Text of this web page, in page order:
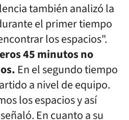
también analizó la
el primer tiempo
los espacios".
45 minutos no
En el segundo tiempo
a nivel de equipo.
los espacios y así
En cuanto a su